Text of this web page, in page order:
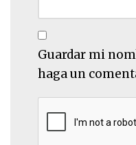
Guardar mi
haga un